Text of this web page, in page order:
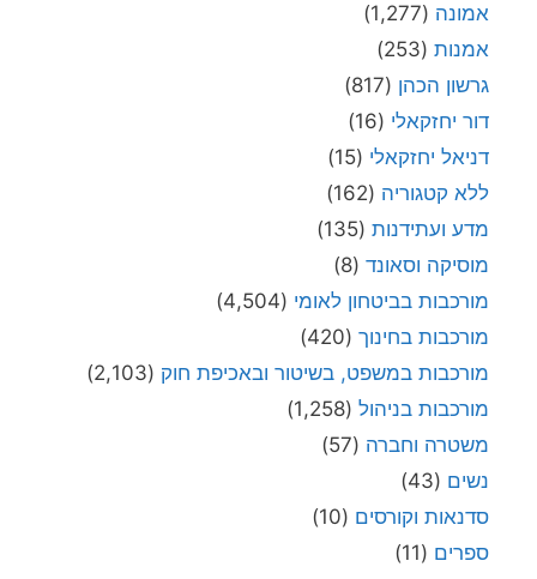
אמונה (1,277)
אמנות (253)
גרשון הכהן (817)
דור יחזקאלי (16)
דניאל יחזקאלי (15)
ללא קטגוריה (162)
מדע ועתידנות (135)
מוסיקה וסאונד (8)
מורכבות בביטחון לאומי (4,504)
מורכבות בחינוך (420)
מורכבות במשפט, בשיטור ובאכיפת חוק (2,103)
מורכבות בניהול (1,258)
משטרה וחברה (57)
נשים (43)
סדנאות וקורסים (10)
ספרים (11)